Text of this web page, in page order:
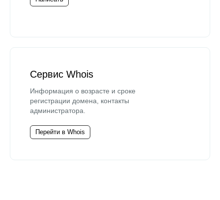
Сервис Whois
Информация о возрасте и сроке
регистрации домена, контакты
администратора.
Перейти в Whois